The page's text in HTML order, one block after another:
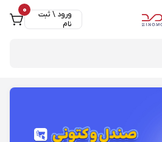
ورود \ ثبت
نام
0